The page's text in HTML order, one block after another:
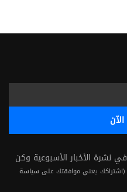
في نشرة الأخبار الأسبوعية وكن
(اشتراكك يعني موافقتك على سياسة